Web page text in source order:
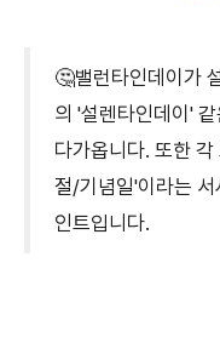
🤔밸런타인데이가
의 '설렌타인데이'
다가옵니다. 또한
절/기념일'이라는
인트입니다.